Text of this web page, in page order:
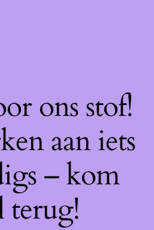
ons stof!
aan iets
– kom
terug!